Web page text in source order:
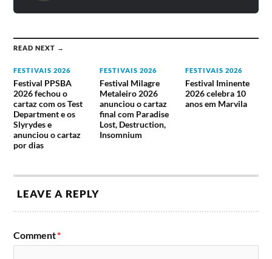
READ NEXT →
FESTIVAIS 2026
Festival PPSBA
2026 fechou o
cartaz com os Test
Department e os
Slyrydes e
anunciou o cartaz
por dias
FESTIVAIS 2026
Festival Milagre
Metaleiro 2026
anunciou o cartaz
final com Paradise
Lost, Destruction,
Insomnium
FESTIVAIS 2026
Festival Iminente
2026 celebra 10
anos em Marvila
LEAVE A REPLY
Comment*